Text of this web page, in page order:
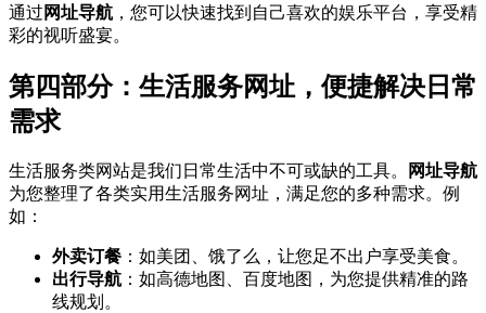
通过 网址导航 ，您可以快速找到自己喜欢的娱乐平台，享受精
彩的视听盛宴。
第四部分：生活服务网址，便捷解决日常
需求
生活服务类网站是我们日常生活中不可或缺的工具。
网址导航
为您整理了各类实用生活服务网址，满足您的多种需求。例
如：
外卖订餐 ：如美团、饿了么，让您足不出户享受美食。
出行导航 ：如高德地图、百度地图，为您提供精准的路
线规划。